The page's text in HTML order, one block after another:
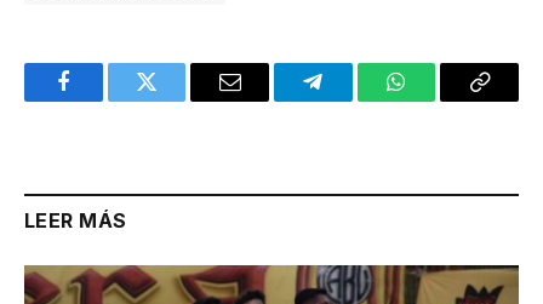
FacebookTwitter Email TelegramWhatsAppCopy
LEER MÁS